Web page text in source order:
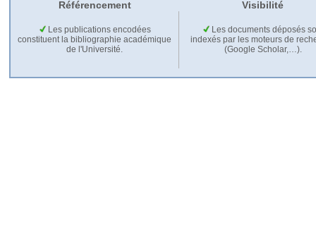
Référencement Visibilité
Les publications encodées
constituent la bibliographie académique
de l'Université.
Les documents déposés
indexés par les moteurs de
(Google Scholar,…).